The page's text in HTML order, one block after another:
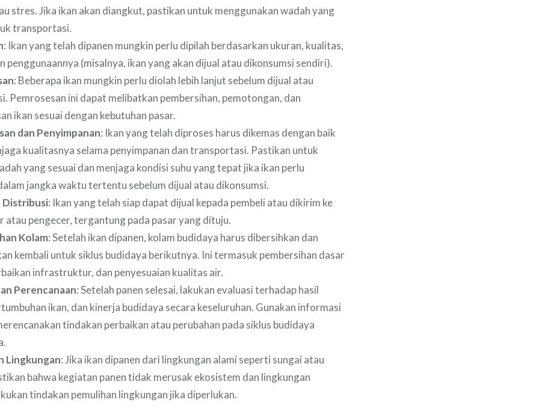
stres. Jika ikan akan diangkut, pastikan untuk menggunakan wadah yang
transportasi.
: Ikan yang telah dipanen mungkin perlu dipilah berdasarkan ukuran, kualitas,
penggunaannya (misalnya, ikan yang akan dijual atau dikonsumsi sendiri).
: Beberapa ikan mungkin perlu diolah lebih lanjut sebelum dijual atau
Pemrosesan ini dapat melibatkan pembersihan, pemotongan, dan
ikan sesuai dengan kebutuhan pasar.
dan Penyimpanan: Ikan yang telah diproses harus dikemas dengan baik
kualitasnya selama penyimpanan dan transportasi. Pastikan untuk
yang sesuai dan menjaga kondisi suhu yang tepat jika ikan perlu
jangka waktu tertentu sebelum dijual atau dikonsumsi.
Distribusi: Ikan yang telah siap dapat dijual kepada pembeli atau dikirim ke
pengecer, tergantung pada pasar yang dituju.
Kolam: Setelah ikan dipanen, kolam budidaya harus dibersihkan dan
kembali untuk siklus budidaya berikutnya. Ini termasuk pembersihan dasar
infrastruktur, dan penyesuaian kualitas air.
Perencanaan: Setelah panen selesai, lakukan evaluasi terhadap hasil
ikan, dan kinerja budidaya secara keseluruhan. Gunakan informasi
tindakan perbaikan atau perubahan pada siklus budidaya
Lingkungan: Jika ikan dipanen dari lingkungan alami seperti sungai atau
bahwa kegiatan panen tidak merusak ekosistem dan lingkungan
tindakan pemulihan lingkungan jika diperlukan.